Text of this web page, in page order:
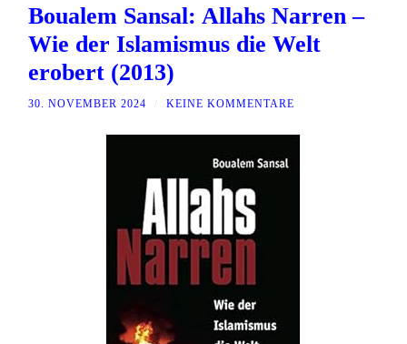
Boualem Sansal: Allahs Narren –
Wie der Islamismus die Welt
erobert (2013)
30. NOVEMBER 2024 KEINE KOMMENTARE